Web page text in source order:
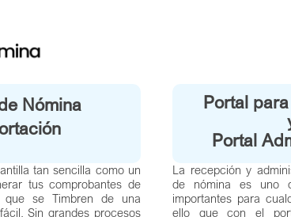
Nómina
tan sencilla como un
tus comprobantes de
que se Timbren de una
Sin grandes procesos
Portal
Portal
La recepción y
de nómina es uno
importantes para
ello que con el